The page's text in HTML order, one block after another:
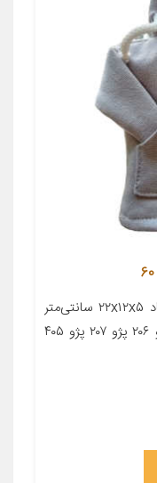
معرفی محصول جزئیات محصول ابعاد ۲۲x۱۲x۵ سانتی‌متر
جنس ویسکوز مناسب برای خودرو پژو ۲۰۶ پژو ۲۰۷ پژو ۴۰۵